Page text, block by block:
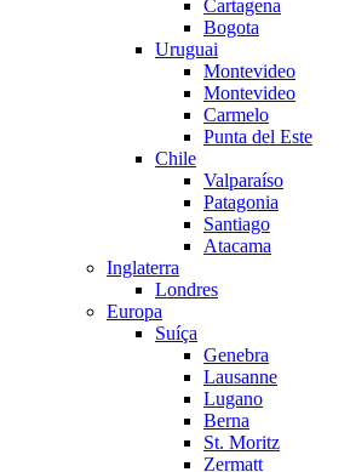
Cartagena
Bogota
Uruguai
Montevideo
Montevideo
Carmelo
Punta del Este
Chile
Valparaíso
Patagonia
Santiago
Atacama
Inglaterra
Londres
Europa
Suíça
Genebra
Lausanne
Lugano
Berna
St. Moritz
Zermatt